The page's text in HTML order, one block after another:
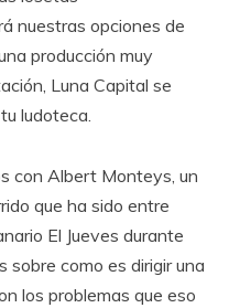
nuestras opciones de
producción muy
Luna Capital se
ludoteca.
con Albert Monteys, un
que ha sido entre
El Jueves durante
sobre como es dirigir una
los problemas que eso